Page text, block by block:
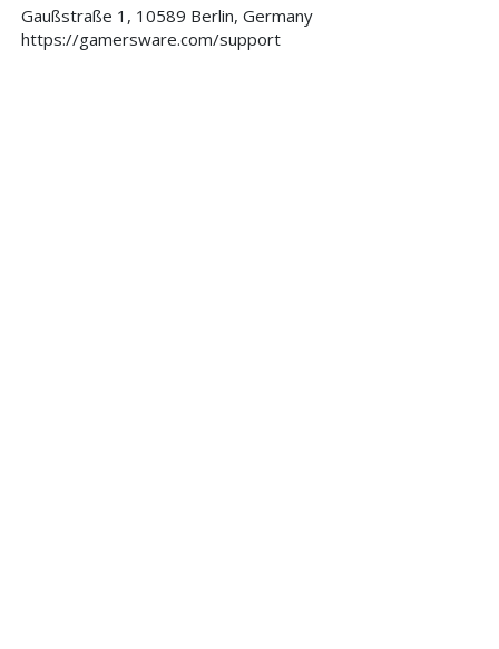
Gaußstraße 1, 10589 Berlin, Germany
https://gamersware.com/support